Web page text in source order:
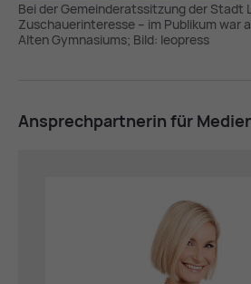
Bei der Gemeinderatssitzung der Stadt
Zuschauerinteresse – im Publikum war
Alten Gymnasiums; Bild: leopress
An­sprech­part­ne­rin für